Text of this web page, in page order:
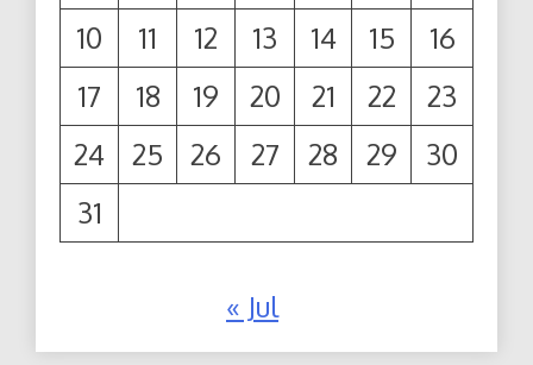
10
11 12 13 14 15
16
17
18 19 20 21 22
23
24
25 26 27 28 29
30
31
« Jul